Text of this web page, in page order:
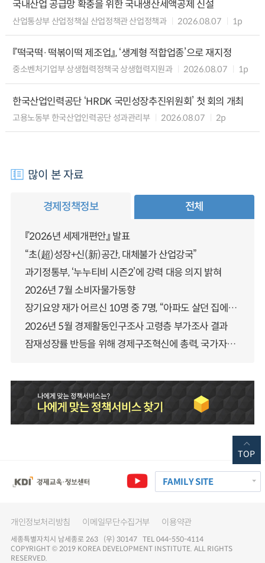
국내산업 공급망 확충을 위한 국내생산세액공제 신설
산업통상부 산업정책실 산업정책관 산업정책과 2026.08.07 1p
『떡국떡·떡볶이떡 제조업』, ‘생계형 적합업종’으로 재지정
중소벤처기업부 상생협력정책국 상생협력지원과 2026.08.07 1p
한국산업인력공단 ‘HRDK 국민성장추진위원회’ 첫 회의 개최
고용노동부 한국산업인력공단 성과관리부 2026.08.07 2p
많이 본 자료
경제정책정보 전체
『2026년 세제개편안』 발표
“초(超)성장+신(新)공간, 대체불가 산업강국”
과기정통부, ‘누누티비 시즌2’에 강력 대응 의지 밝혀
2026년 7월 소비자물가동향
장기요양 재가 어르신 10명 중 7명, “아파도 살던 집에서 살겠다” 「2025년 장기요양실태조사」 결과 발표
2026년 5월 경제활동인구조사 고령층 부가조사 결과
잠재성장률 반등을 위해 경제구조혁신에 총력, 국가자산 관리체계 대전환
FAMILY SITE
개인정보처리방침 이메일무단수집거부 이용약관
세종특별자치시 남세종로 263 (우) 30147 TEL 044-550-4114
COPYRIGHT © 2019 KOREA DEVELOPMENT INSTITUTE. ALL RIGHTS
RESERVED.
TOP